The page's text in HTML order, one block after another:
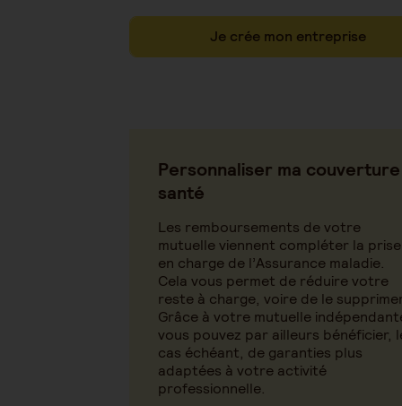
Je crée mon entreprise
Personnaliser ma couverture
santé
Les remboursements de votre
mutuelle viennent compléter la prise
en charge de l’Assurance maladie.
Cela vous permet de réduire votre
reste à charge, voire de le
Grâce à votre mutuelle
vous pouvez par ailleurs bénéficier,
cas échéant, de garanties plus
adaptées à votre activité
professionnelle.